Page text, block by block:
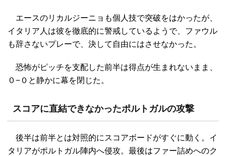
エースのリカルジーニョも個人技で突破をはかったが、
イタリア人は彼を徹底的に警戒しているようで、ファウル
も辞さないプレーで、決して自由にはさせなかった。
恐怖がピッチを支配した前半は得点が生まれないまま、
０−０と静かに幕を閉じた。
スコアに直結できなかったポルトガルの攻撃
後半は前半とは対照的にスコアボードがすぐに動く。イ
タリアがポルトガル陣内へ侵攻。最後はファー詰めへのク